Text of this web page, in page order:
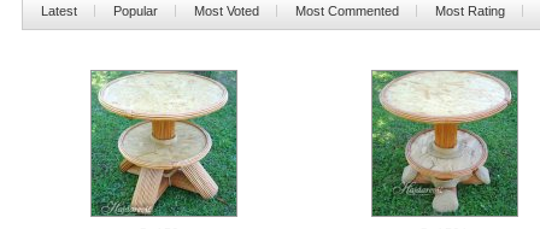
Latest Popular Most Voted Most Commented Most Rating